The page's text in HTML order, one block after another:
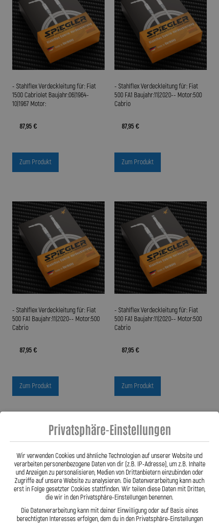
- Stahlflex Verdeckleitung für: Fiat
1500 Cabriolet Baujahr:06|1964-
10|1967 Motor:
87,95 €
Zum Produkt
- Stahlflex Verdeckleitung für: Fiat
500 FA1 Baujahr:11|2020-- Motor:500
Cabrio
87,95 €
Zum Produkt
- Stahlflex Verdeckleitung für: Fiat
500 FA1 Baujahr:11|2020-- Motor:500
Cabrio
87,95 €
Zum Produkt
- Stahlflex Verdeckleitung für: Fiat
500 FA1 Baujahr:11|2020-- Motor:500
Cabrio
87,95 €
Zum Produkt
Privatsphäre-Einstellungen
Wir verwenden Cookies und ähnliche Technologien auf unserer Website und
verarbeiten personenbezogene Daten von dir (z.B. IP-Adresse), um z.B. Inhalte
und Anzeigen zu personalisieren, Medien von Drittanbietern einzubinden oder
Zugriffe auf unsere Website zu analysieren. Die Datenverarbeitung kann auch
erst in Folge gesetzter Cookies stattfinden. Wir teilen diese Daten mit Dritten,
die wir in den Privatsphäre-Einstellungen benennen.
Die Datenverarbeitung kann mit deiner Einwilligung oder auf Basis eines
berechtigten Interesses erfolgen, dem du in den Privatsphäre-Einstellungen